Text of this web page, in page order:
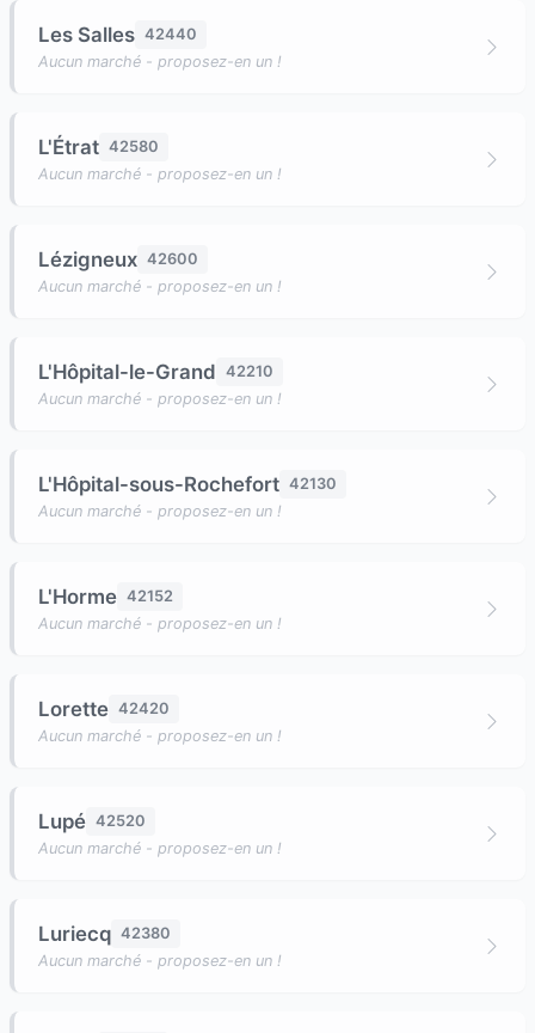
Les Salles 42440
Aucun marché - proposez-en un !
L'Étrat 42580
Aucun marché - proposez-en un !
Lézigneux 42600
Aucun marché - proposez-en un !
L'Hôpital-le-Grand 42210
Aucun marché - proposez-en un !
L'Hôpital-sous-Rochefort 42130
Aucun marché - proposez-en un !
L'Horme 42152
Aucun marché - proposez-en un !
Lorette 42420
Aucun marché - proposez-en un !
Lupé 42520
Aucun marché - proposez-en un !
Luriecq 42380
Aucun marché - proposez-en un !